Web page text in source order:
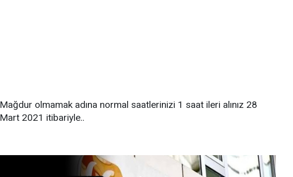
Mağdur olmamak adına normal saatlerinizi 1 saat ileri alınız 28
Mart 2021 itibariyle..